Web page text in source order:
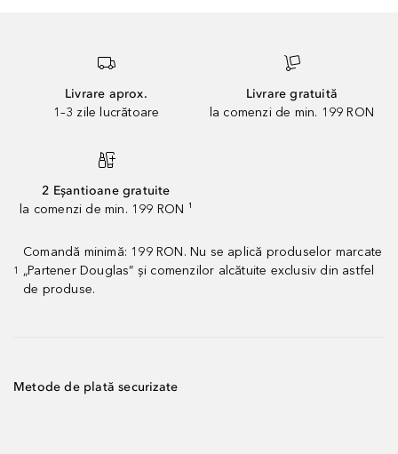
Livrare aprox.
1–3 zile lucrătoare
Livrare gratuită
la comenzi de min. 199 RON
2 Eșantioane gratuite
la comenzi de min. 199 RON ¹
1
Comandă minimă: 199 RON. Nu se aplică produselor marcate
„Partener Douglas” și comenzilor alcătuite exclusiv din astfel
de produse.
Metode de plată securizate